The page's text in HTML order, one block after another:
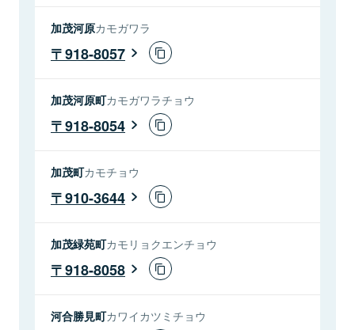
加茂河原カモガワラ
918-8057
加茂河原町カモガワラチョウ
918-8054
加茂町カモチョウ
910-3644
加茂緑苑町カモリョクエンチョウ
918-8058
河合勝見町カワイカツミチョウ